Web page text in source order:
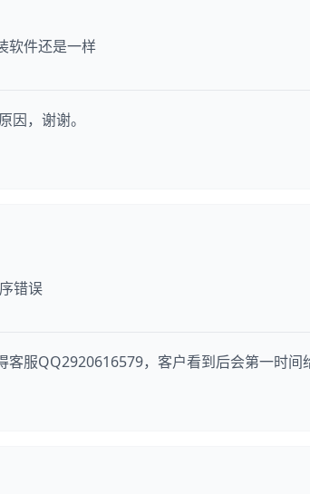
软件还是一样
，谢谢。
错误
服QQ2920616579，客户看到后会第一时间